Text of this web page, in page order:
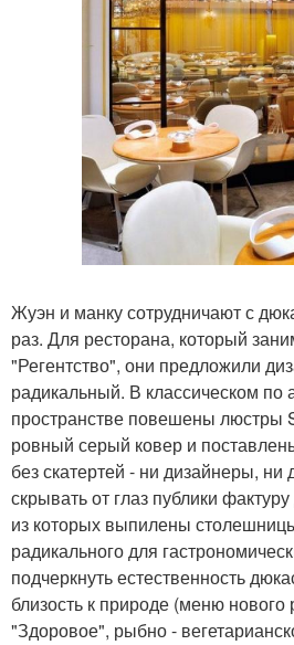
Жуэн и манку сотрудничают с
раз. Для ресторана, который
"Регентство", они предложили
радикальный. В классическом по
пространстве повешены люстры
ровный серый ковер и
без скатертей - ни дизайнеры, ни
скрывать от глаз публики
из которых выпилены
радикального для
подчеркнуть естественность
близость к природе (меню нового
"Здоровое", рыбно -